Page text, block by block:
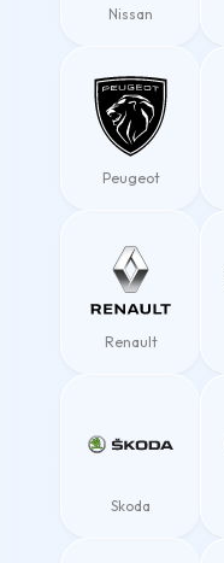
Nissan
Peugeot
Renault
Skoda